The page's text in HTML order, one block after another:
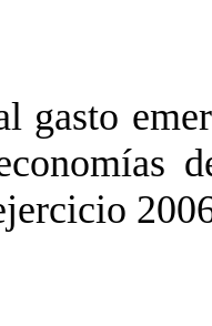
gasto